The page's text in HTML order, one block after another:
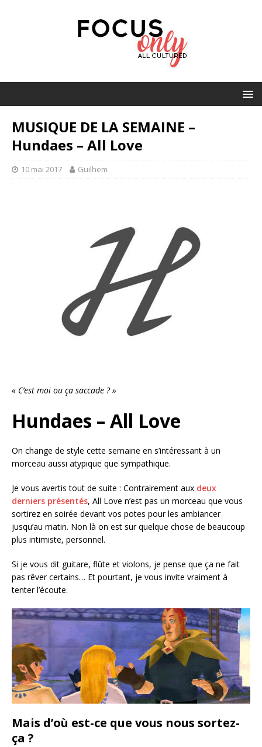
MUSIQUE DE LA SEMAINE –
Hundaes – All Love
10 mai 2017 Guilhem
« C’est moi ou ça saccade ? »
Hundaes – All Love
On change de style cette semaine en s’intéressant à un
morceau aussi atypique que sympathique.
Je vous avertis tout de suite : Contrairement aux deux
derniers présentés, All Love n’est pas un morceau que vous
sortirez en soirée devant vos potes pour les ambiancer
jusqu’au matin. Non là on est sur quelque chose de beaucoup
plus intimiste, personnel.
Si je vous dit guitare, flûte et violons, je pense que ça ne fait
pas rêver certains… Et pourtant, je vous invite vraiment à
tenter l’écoute.
Mais d’où est-ce que vous nous sortez-
ça ?